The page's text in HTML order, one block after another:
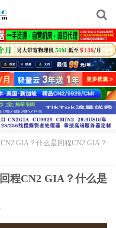
GIA？什么是回程CN2 GIA？
程CN2 GIA？什么是